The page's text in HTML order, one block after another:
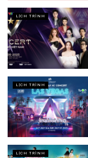
LỊCH TRÌNH
LỊCH TRÌNH
LỊCH TRÌNH